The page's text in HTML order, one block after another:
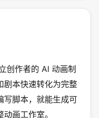
创作者的 AI 动画制
剧本快速转化为完整
写脚本，就能生成可
画工作室。